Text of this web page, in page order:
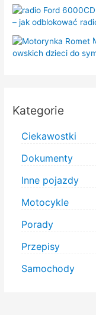
– jak odblokować
owskich dzieci do
Kategorie
Ciekawostki
Dokumenty
Inne pojazdy
Motocykle
Porady
Przepisy
Samochody